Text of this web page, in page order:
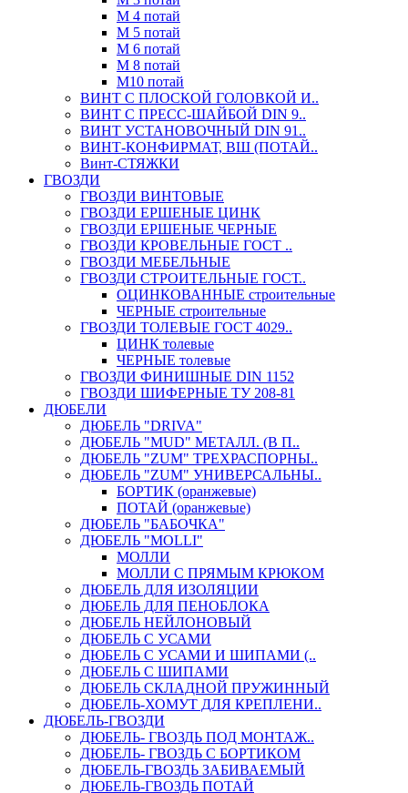
М 4 потай
М 5 потай
М 6 потай
М 8 потай
М10 потай
ВИНТ С ПЛОСКОЙ ГОЛОВКОЙ И..
ВИНТ С ПРЕСС-ШАЙБОЙ DIN 9..
ВИНТ УСТАНОВОЧНЫЙ DIN 91..
ВИНТ-КОНФИРМАТ, ВШ (ПОТАЙ..
Винт-СТЯЖКИ
ГВОЗДИ
ГВОЗДИ ВИНТОВЫЕ
ГВОЗДИ ЕРШЕНЫЕ ЦИНК
ГВОЗДИ ЕРШЕНЫЕ ЧЕРНЫЕ
ГВОЗДИ КРОВЕЛЬНЫЕ ГОСТ ..
ГВОЗДИ МЕБЕЛЬНЫЕ
ГВОЗДИ СТРОИТЕЛЬНЫЕ ГОСТ..
ОЦИНКОВАННЫЕ строительные
ЧЕРНЫЕ строительные
ГВОЗДИ ТОЛЕВЫЕ ГОСТ 4029..
ЦИНК толевые
ЧЕРНЫЕ толевые
ГВОЗДИ ФИНИШНЫЕ DIN 1152
ГВОЗДИ ШИФЕРНЫЕ ТУ 208-81
ДЮБЕЛИ
ДЮБЕЛЬ "DRIVA"
ДЮБЕЛЬ "MUD" МЕТАЛЛ. (В П..
ДЮБЕЛЬ "ZUM" ТРЕХРАСПОРНЫ..
ДЮБЕЛЬ "ZUM" УНИВЕРСАЛЬНЫ..
БОРТИК (оранжевые)
ПОТАЙ (оранжевые)
ДЮБЕЛЬ "БАБОЧКА"
ДЮБЕЛЬ "МOLLI"
МОЛЛИ
МОЛЛИ С ПРЯМЫМ КРЮКОМ
ДЮБЕЛЬ ДЛЯ ИЗОЛЯЦИИ
ДЮБЕЛЬ ДЛЯ ПЕНОБЛОКА
ДЮБЕЛЬ НЕЙЛОНОВЫЙ
ДЮБЕЛЬ С УСАМИ
ДЮБЕЛЬ С УСАМИ И ШИПАМИ (..
ДЮБЕЛЬ С ШИПАМИ
ДЮБЕЛЬ СКЛАДНОЙ ПРУЖИННЫЙ
ДЮБЕЛЬ-ХОМУТ ДЛЯ КРЕПЛЕНИ..
ДЮБЕЛЬ-ГВОЗДИ
ДЮБЕЛЬ- ГВОЗДЬ ПОД МОНТАЖ..
ДЮБЕЛЬ- ГВОЗДЬ С БОРТИКОМ
ДЮБЕЛЬ-ГВОЗДЬ ЗАБИВАЕМЫЙ
ДЮБЕЛЬ-ГВОЗДЬ ПОТАЙ